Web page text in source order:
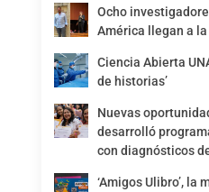
Ocho
América llegan a la
Ciencia Abierta
de historias’
Nuevas
desarrolló
con diagnósticos
‘Amigos Ulibro’, la